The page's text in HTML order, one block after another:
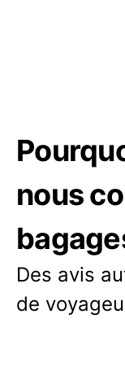
nous
Des avis
de